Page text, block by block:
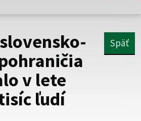
stránka Prešovského
uistite, že zdieľate informácie iba
stránku. Zabezpečená stránka
názvom domény webového sídla.
v lete
ľudí
Späť